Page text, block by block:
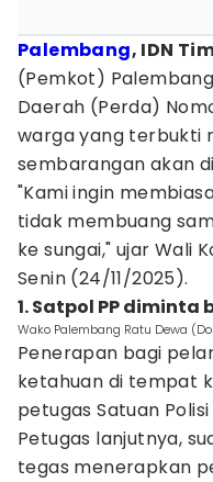
Palembang, IDN
(Pemkot)
Daerah (Perda)
warga yang terbukti
sembarangan akan
"Kami ingin
tidak membuang
ke sungai," ujar Wali
Senin (24/11/2025).
1. Satpol PP diminta
Wako Palembang Ratu Dewa
Penerapan bagi
ketahuan di tempat
petugas Satuan
Petugas lanjutnya,
tegas menerapkan